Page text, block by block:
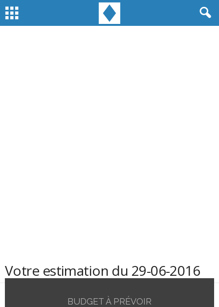
Votre estimation du 29-06-2016
BUDGET À PRÉVOIR